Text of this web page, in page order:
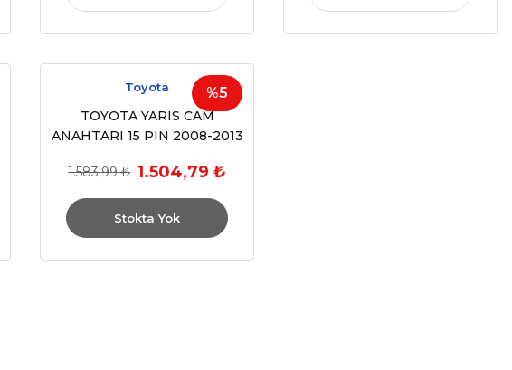
%5
Toyota
TOYOTA YARIS CAM
ANAHTARI 15 PIN 2008-2013
1.583,99 ₺ 1.504,79 ₺
Stokta Yok